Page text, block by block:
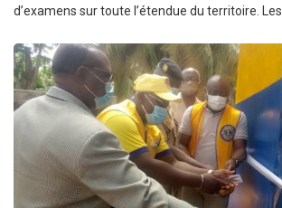
d’examens sur toute l’étendue du territoire. Les